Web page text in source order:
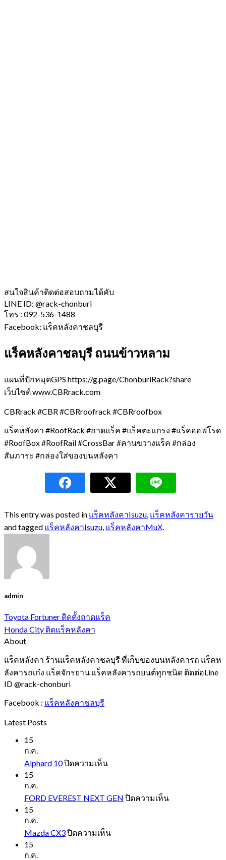
สนใจสินค้าติดต่อสอบถามได้คับ
LINE ID: @rack-chonburi
โทร : 092-536-1488
Facebook: แร็คหลังคาชลบุรี
แร็คหลังคาชลบุรี ถนนข้าวหลาม
แผนที่ปักหมุดGPS https://g.page/ChonburiRack?share
เว็บไซต์ www.CBRrack.com
CBRrack #CBR #CBRroofrack #CBRroofbox
แร็คหลังคา #RoofRack #ถาดแร็ค #แร็คตะแกรง #แร็คออฟโรด
#RoofBox #RoofRail #CrossBar #คานขวางแร็ค #กล่อง
สัมภาระ #กล่องใส่ของบนหลังคา
This entry was posted in แร็คหลังคาIsuzu แร็คหลังคารายวัน
and tagged แร็คหลังคาIsuzu แร็คหลังคาMuX
admin
Toyota Fortuner ติดตั้งถาดแร็ค
Honda City ติดแร็คหลังคา
About
แร็คหลังคา ร้านแร็คหลังคาชลบุรี ที่เก็บของบนหลังคารถ แร็คห
ลังคารถเก๋ง แร็คจักรยาน แร็คหลังคารถยนต์ทุกชนิด ติดต่อLine
ID @rack-chonburi
Facebook : แร็คหลังคาชลบุรี
Latest Posts
15
ก.ค.
Alphard 10ปิดความเห็นบน
15
ก.ค.
FORD EVEREST NEXT GEN ปิดความเห็นบน
15
ก.ค.
Mazda CX3ปิดความเห็นบน
15
ก.ค.